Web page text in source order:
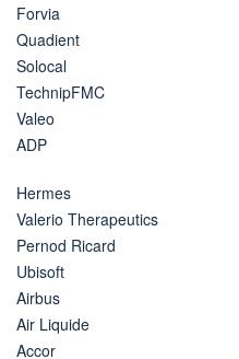
Forvia
Quadient
Solocal
TechnipFMC
Valeo
ADP
Hermes
Valerio Therapeutics
Pernod Ricard
Ubisoft
Airbus
Air Liquide
Accor